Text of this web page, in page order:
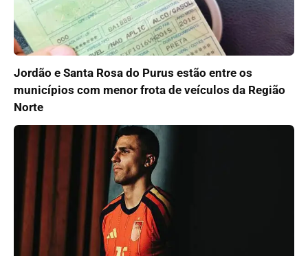
Jordão e Santa Rosa do Purus estão entre os
municípios com menor frota de veículos da Região
Norte